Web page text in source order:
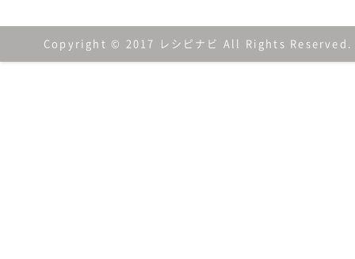
Copyright © 2017 レシピナビ All Rights Reserved.